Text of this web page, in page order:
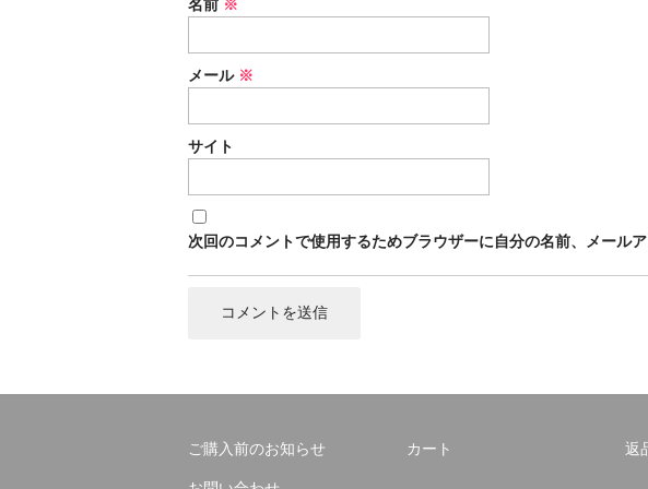
名前 ※
メール ※
サイト
次回のコメントで使用するためブラウザーに自分の名前、メール
ご購入前のお知らせ カート 返